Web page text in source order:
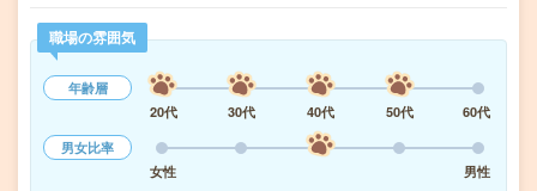
職場の雰囲気
年齢層
20代
30代 40代 50代
60代
男女比率
女性
男性